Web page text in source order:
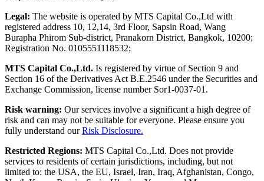
Legal: The website is operated by MTS Capital Co.,Ltd with
registered address 10, 12,14, 3rd Floor, Sapsin Road, Wang
Burapha Phirom Sub-district, Pranakorn District, Bangkok, 10200;
Registration No. 0105551118532;
MTS Capital Co.,Ltd. Is registered by virtue of Section 9 and
Section 16 of the Derivatives Act B.E.2546 under the Securities and
Exchange Commission, license number Sor1-0037-01.
Risk warning: Our services involve a significant a high degree of
risk and can may not be suitable for everyone. Please ensure you
fully understand ourRisk Disclosure.
Restricted Regions: MTS Capital Co.,Ltd. Does not provide
services to residents of certain jurisdictions, including, but not
limited to: the USA, the EU, Israel, Iran, Iraq, Afghanistan, Congo,